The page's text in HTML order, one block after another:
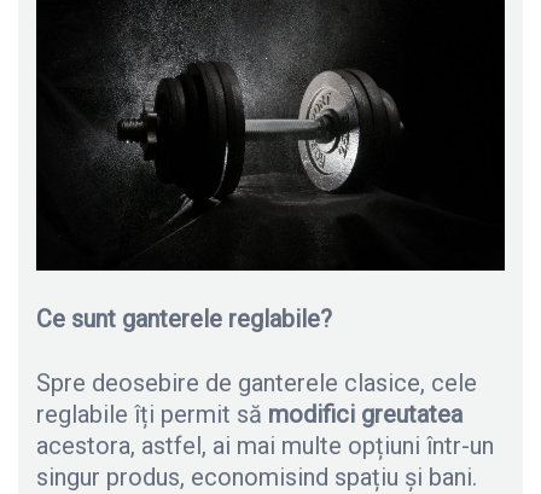
Ce sunt ganterele reglabile?
Spre deosebire de ganterele clasice, cele
reglabile îți permit să modifici greutatea
acestora, astfel, ai mai multe opțiuni într-un
singur produs, economisind spațiu și bani.